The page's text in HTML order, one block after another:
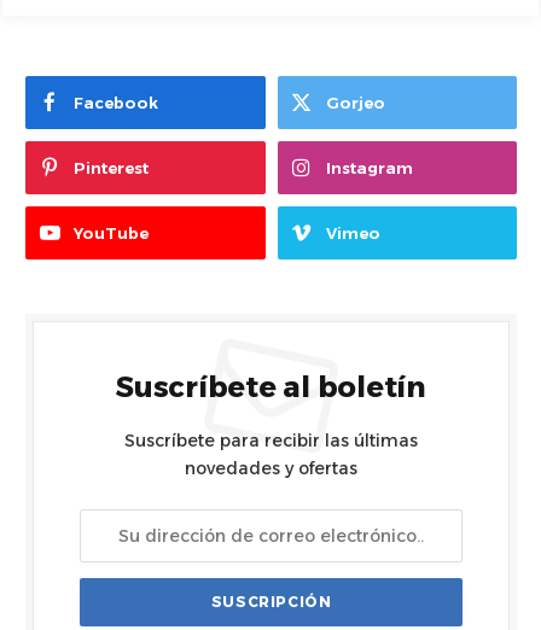
Facebook Gorjeo
Pinterest Instagram
YouTube Vimeo
Suscríbete al boletín
Suscríbete para recibir las últimas
novedades y ofertas